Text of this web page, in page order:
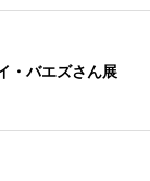
・バエズさん展